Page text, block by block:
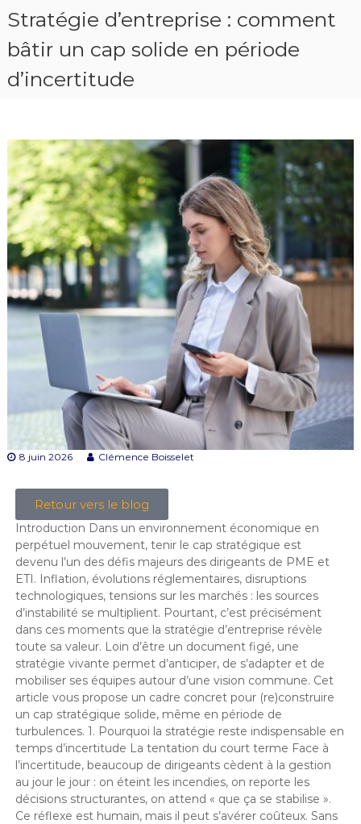
Stratégie d’entreprise : comment
bâtir un cap solide en période
d’incertitude
8 juin 2026 Clémence Boisselet
Retour vers le blog
Introduction Dans un environnement économique en
perpétuel mouvement, tenir le cap stratégique est
devenu l’un des défis majeurs des dirigeants de PME et
ETI. Inflation, évolutions réglementaires, disruptions
technologiques, tensions sur les marchés : les sources
d’instabilité se multiplient. Pourtant, c’est précisément
dans ces moments que la stratégie d’entreprise révèle
toute sa valeur. Loin d’être un document figé, une
stratégie vivante permet d’anticiper, de s’adapter et de
mobiliser ses équipes autour d’une vision commune. Cet
article vous propose un cadre concret pour (re)construire
un cap stratégique solide, même en période de
turbulences. 1. Pourquoi la stratégie reste indispensable en
temps d’incertitude La tentation du court terme Face à
l’incertitude, beaucoup de dirigeants cèdent à la gestion
au jour le jour : on éteint les incendies, on reporte les
décisions structurantes, on attend « que ça se stabilise ».
Ce réflexe est humain, mais il peut s’avérer coûteux. Sans